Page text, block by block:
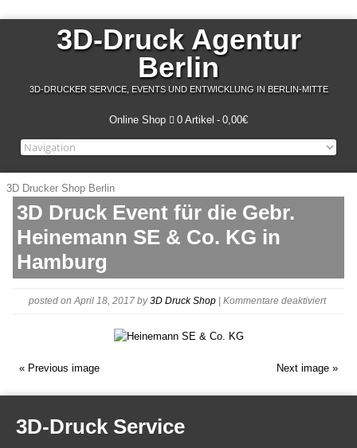
3D-Druck Agentur
Berlin
3D-DRUCKER SERVICE, EVENTS UND ENTWICKLUNG IN BERLIN-MITTE
Online Shop 0 Artikel 0,00€
3D Drucker Shop Berlin
3D Druck Event für die Gebr.
Heinemann SE & Co. KG in
Hamburg
posted on April 18, 2017 by3D Druck Shop Kommentare deaktiviertfür
Next image »
« Previous image
3D-Druck Service